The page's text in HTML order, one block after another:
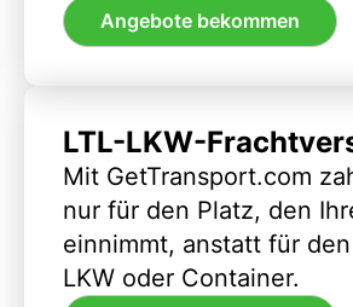
Angebote bekommen
LTL-LKW-
Mit GetTransport.com
nur für den Platz, den
einnimmt, anstatt für
LKW oder Container.